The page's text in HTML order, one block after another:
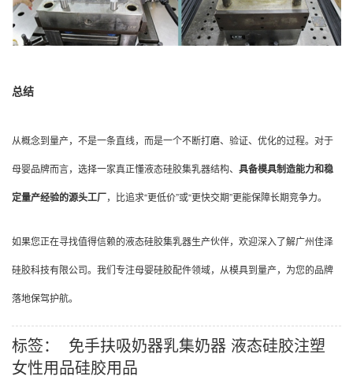
总结
从概念到量产，不是一条直线，而是一个不断打磨、验证、优化的过程。对于
母婴品牌而言，选择一家真正懂液态硅胶集乳器结构、 具备模具制造能力和稳
定量产经验的源头工厂，比追求“更低价”或“更快交期”更能保障长期竞争力。
如果您正在寻找值得信赖的液态硅胶集乳器生产伙伴，欢迎深入了解广州佳泽
硅胶科技有限公司。我们专注母婴硅胶配件领域，从模具到量产，为您的品牌
落地保驾护航。
标签： 免手扶吸奶器乳集奶器 液态硅胶注塑
女性用品硅胶用品